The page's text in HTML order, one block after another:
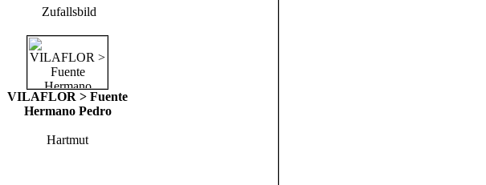
Zufallsbild
VILAFLOR > Fuente
Hermano Pedro
Hartmut